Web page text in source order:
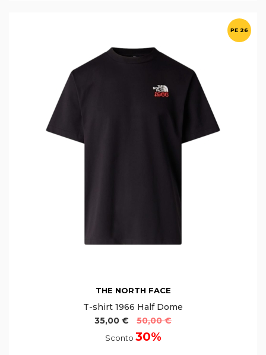
PE 26
THE NORTH FACE
T-shirt 1966 Half Dome
35,00 €
50,00 €
Sconto 30%